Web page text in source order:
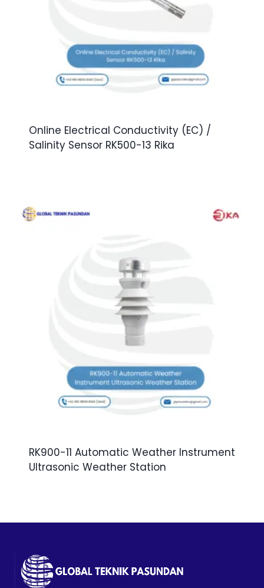
Online Electrical Conductivity (EC) /
Salinity Sensor RK500-13 Rika
RK900-11 Automatic Weather Instrument
Ultrasonic Weather Station